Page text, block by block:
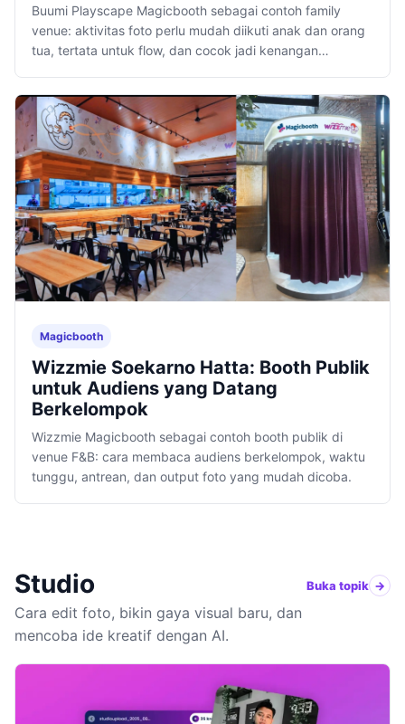
Buumi Playscape Magicbooth sebagai contoh family
venue: aktivitas foto perlu mudah diikuti anak dan orang
tua, tertata untuk flow, dan cocok jadi kenangan
Magicbooth
Wizzmie Soekarno Hatta: Booth Publik
untuk Audiens yang Datang
Berkelompok
Wizzmie Magicbooth sebagai contoh booth publik di
venue F&B: cara membaca audiens berkelompok, waktu
tunggu, antrean, dan output foto yang mudah dicoba.
Studio
Cara edit foto, bikin gaya visual baru, dan
mencoba ide kreatif dengan AI.
Buka topik